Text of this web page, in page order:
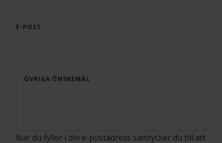
E-POST
ÖVRIGA ÖNSKEMÅL
När du fyller i din e-postadress samtycker du till att